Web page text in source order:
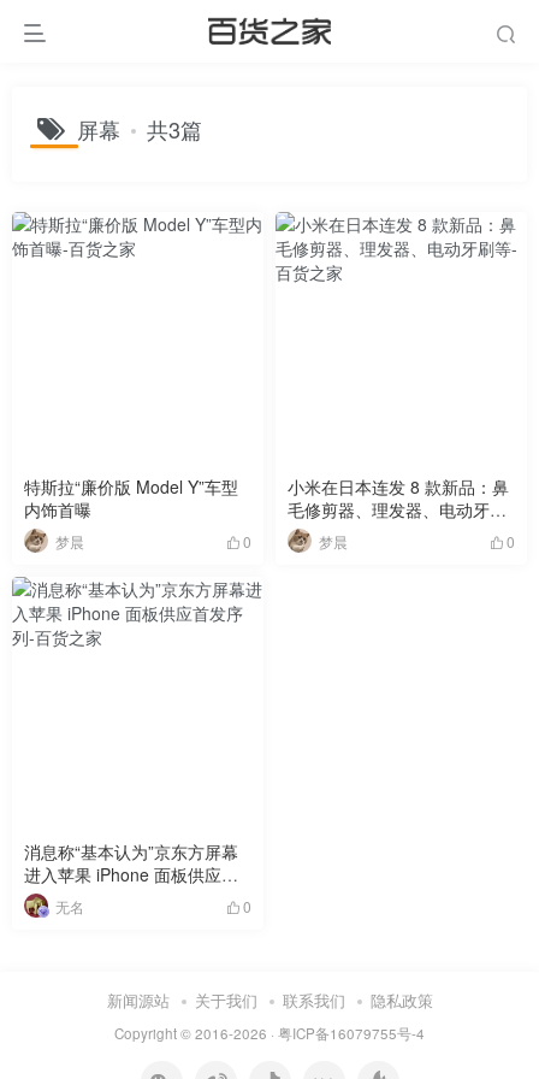
屏幕 共3篇
特斯拉“廉价版 Model Y”车型
内饰首曝
梦晨 0
小米在日本连发 8 款新品：鼻
毛修剪器、理发器、电动牙刷
等
梦晨 0
消息称“基本认为”京东方屏幕
进入苹果 iPhone 面板供应首
发序列无名 0
新闻源站 关于我们 联系我们 隐私政策
Copyright © 2016-2026 · 粤ICP备16079755号-4